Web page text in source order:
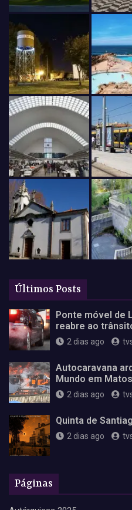
Últimos Posts
Ponte móvel de
reabre ao
2 dias ago
Autocaravana
Mundo em
2 dias ago
Quinta de
2 dias ago
Páginas